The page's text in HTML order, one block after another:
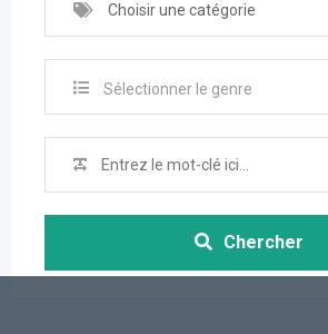
Choisir une catégorie
Sélectionner le genre
Chercher